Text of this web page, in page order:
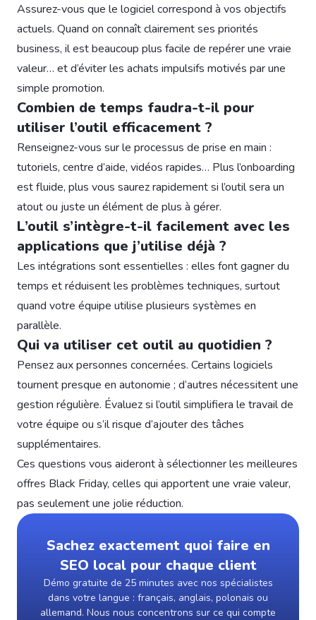
Assurez-vous que le logiciel correspond à vos objectifs
actuels. Quand on connaît clairement ses priorités
business, il est beaucoup plus facile de repérer une vraie
valeur… et d’éviter les achats impulsifs motivés par une
simple promotion.
Combien de temps faudra-t-il pour
utiliser l’outil efficacement ?
Renseignez-vous sur le processus de prise en main :
tutoriels, centre d’aide, vidéos rapides… Plus l’onboarding
est fluide, plus vous saurez rapidement si l’outil sera un
atout ou juste un élément de plus à gérer.
L’outil s’intègre-t-il facilement avec les
applications que j’utilise déjà ?
Les intégrations sont essentielles : elles font gagner du
temps et réduisent les problèmes techniques, surtout
quand votre équipe utilise plusieurs systèmes en
parallèle.
Qui va utiliser cet outil au quotidien ?
Pensez aux personnes concernées. Certains logiciels
tournent presque en autonomie ; d’autres nécessitent une
gestion régulière. Évaluez si l’outil simplifiera le travail de
votre équipe ou s’il risque d’ajouter des tâches
supplémentaires.
Ces questions vous aideront à sélectionner les meilleures
offres Black Friday, celles qui apportent une vraie valeur,
pas seulement une jolie réduction.
Sachez exactement quoi faire en
SEO local pour chaque client
Démo gratuite de 25 minutes avec nos spécialistes
dans votre langue : français, anglais, polonais ou
allemand. Nous nous concentrons sur ce qui compte